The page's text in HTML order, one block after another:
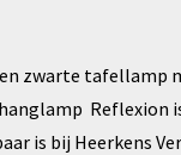
zwarte tafellamp
Reflexion
is bij Heerkens